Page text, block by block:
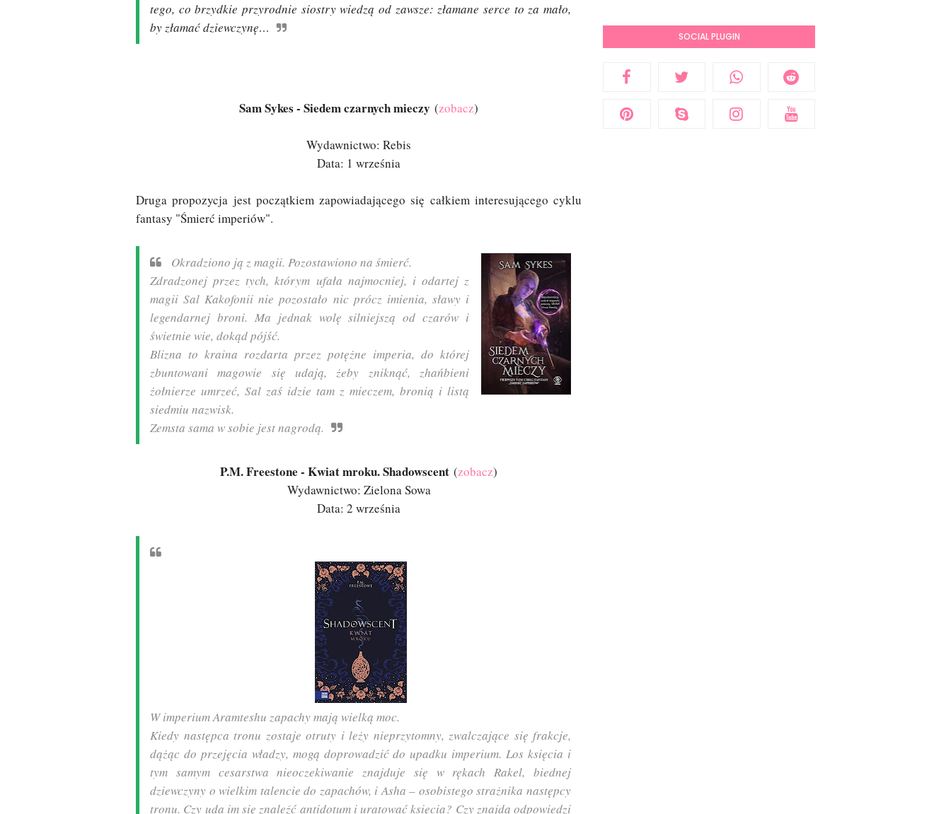
tego, co brzydkie przyrodnie siostry wiedzą od zawsze: złamane serce to za mało,
by złamać dziewczynę…
Sam Sykes - Siedem czarnych mieczy (zobacz)
Wydawnictwo: Rebis
Data: 1 września
Druga propozycja jest początkiem zapowiadającego się całkiem interesującego cyklu
fantasy "Śmierć imperiów".
Okradziono ją z magii. Pozostawiono na śmierć.
Zdradzonej przez tych, którym ufała najmocniej, i odartej z
magii Sal Kakofonii nie pozostało nic prócz imienia, sławy i
legendarnej broni. Ma jednak wolę silniejszą od czarów i
świetnie wie, dokąd pójść.
Blizna to kraina rozdarta przez potężne imperia, do której
zbuntowani magowie się udają, żeby zniknąć, zhańbieni
żołnierze umrzeć, Sal zaś idzie tam z mieczem, bronią i listą
siedmiu nazwisk.
Zemsta sama w sobie jest nagrodą.
P.M. Freestone - Kwiat mroku. Shadowscent (zobacz)
Wydawnictwo: Zielona Sowa
Data: 2 września
W imperium Aramteshu zapachy mają wielką moc.
Kiedy następca tronu zostaje otruty i leży nieprzytomny, zwalczające się frakcje,
dążąc do przejęcia władzy, mogą doprowadzić do upadku imperium. Los księcia i
tym samym cesarstwa nieoczekiwanie znajduje się w rękach Rakel, biednej
dziewczyny o wielkim talencie do zapachów, i Asha – osobistego strażnika następcy
tronu. Czy uda im się znaleźć antidotum i uratować księcia? Czy znajdą odpowiedzi
SOCIAL PLUGIN